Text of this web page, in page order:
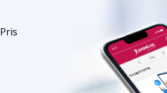
Pris